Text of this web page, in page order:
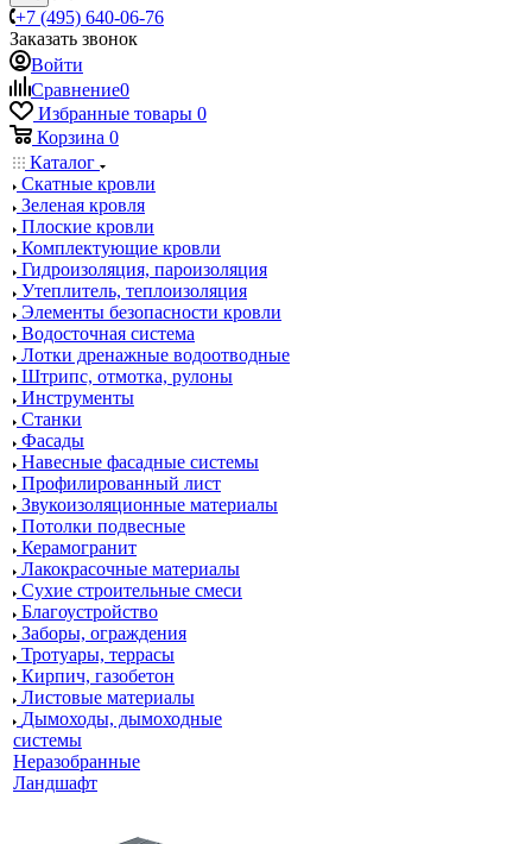
+7 (495) 640-06-76
Заказать звонок
Войти
Сравнение0
Избранные товары 0
Корзина 0
Каталог
Скатные кровли
Зеленая кровля
Плоские кровли
Комплектующие кровли
Гидроизоляция, пароизоляция
Утеплитель, теплоизоляция
Элементы безопасности кровли
Водосточная система
Лотки дренажные водоотводные
Штрипс, отмотка, рулоны
Инструменты
Станки
Фасады
Навесные фасадные системы
Профилированный лист
Звукоизоляционные материалы
Потолки подвесные
Керамогранит
Лакокрасочные материалы
Сухие строительные смеси
Благоустройство
Заборы, ограждения
Тротуары, террасы
Кирпич, газобетон
Листовые материалы
Дымоходы, дымоходные
системы
Неразобранные
Ландшафт